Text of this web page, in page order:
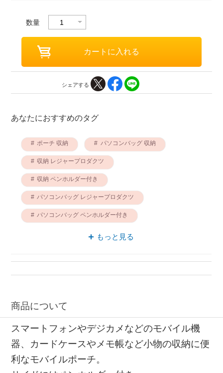
数量
シェアする
あなたにおすすめのタグ
ポーチ 収納 パソコンバッグ 収納
収納 レジャープロダクツ
収納 ペンホルダー付き
パソコンバッグ レジャープロダクツ
パソコンバッグ ペンホルダー付き
ペンホルダー付き レジャープロダクツ
もっと見る
商品について
スマートフォンやデジカメなどのモバイル機
器、カードケースやメモ帳など小物の収納に便
利なモバイルポーチ。